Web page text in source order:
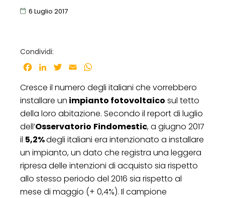
6 Luglio 2017
Condividi:
Facebook
LinkedInTwitter
Email
Cresce il numero degli italiani che vorrebbero
installare un impianto fotovoltaico sul tetto
della loro abitazione. Secondo il report di luglio
dell’Osservatorio Findomestic, a giugno 2017
il 5,2%degli italiani era intenzionato a installare
un impianto, un dato che registra una leggera
ripresa delle intenzioni di acquisto sia rispetto
allo stesso periodo del 2016 sia rispetto al
mese di maggio (+ 0,4%). Il campione